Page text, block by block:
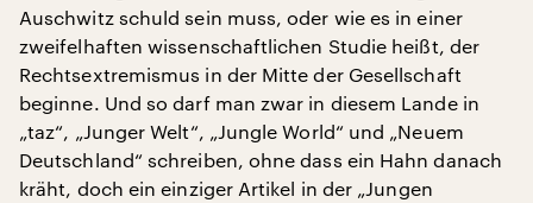
Auschwitz schuld sein muss, oder wie es in einer
zweifelhaften wissenschaftlichen Studie heißt, der
Rechtsextremismus in der Mitte der Gesellschaft
beginne. Und so darf man zwar in diesem Lande in
„taz“, „Junger Welt“, „Jungle World“ und „Neuem
Deutschland“ schreiben, ohne dass ein Hahn danach
kräht, doch ein einziger Artikel in der „Jungen